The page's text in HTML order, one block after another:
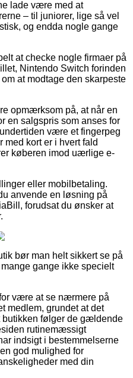
lade være med at
– til juniorer, lige så vel
og endda nogle gange
at checke nogle firmaer på
Nintendo Switch forinden
at modtage den skarpeste
opmærksom på, at når en
en salgspris som anses for
være et fingerpeg
med kort er i hvert fald
køberen imod uærlige e-
eller mobilbetaling.
anvende en løsning på
forudsat du ønsker at
bør man helt sikkert se på
gange ikke specielt
være at se nærmere på
medlem, grundet at det
butikken følger de gældende
rutinemæssigt
indsigt i bestemmelserne
god mulighed for
med din